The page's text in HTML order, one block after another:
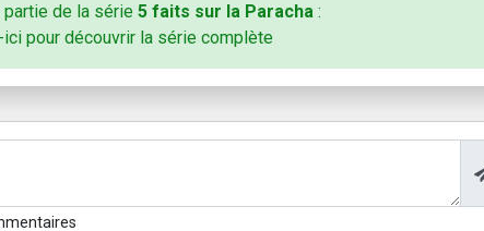
de la série 5 faits sur la Paracha :
pour découvrir la série complète